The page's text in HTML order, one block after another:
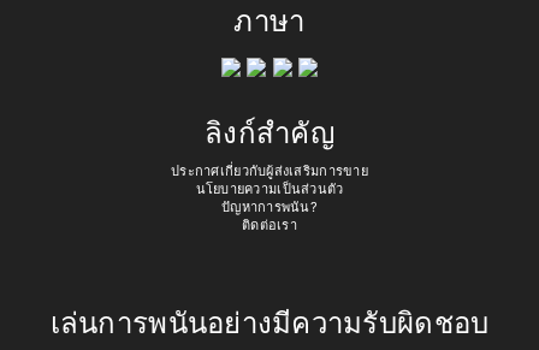
ภาษา
ลิงก์สำคัญ
ประกาศเกี่ยวกับผู้ส่งเสริมการขาย
นโยบายความเป็นส่วนตัว
ปัญหาการพนัน?
ติดต่อเรา
เล่นการพนันอย่างมีความรับผิดชอบ